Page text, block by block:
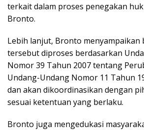
terkait dalam proses penegakan
Bronto.
Lebih lanjut, Bronto menyampaikan
tersebut diproses berdasarkan
Nomor 39 Tahun 2007 tentang
Undang-Undang Nomor 11 Tahun
dan akan dikoordinasikan dengan
sesuai ketentuan yang berlaku.
Bronto juga mengedukasi